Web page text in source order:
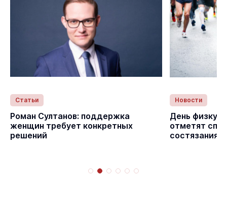
Статьи
Роман Султанов: поддержка
женщин требует конкретных
решений
Новости
День
отметят